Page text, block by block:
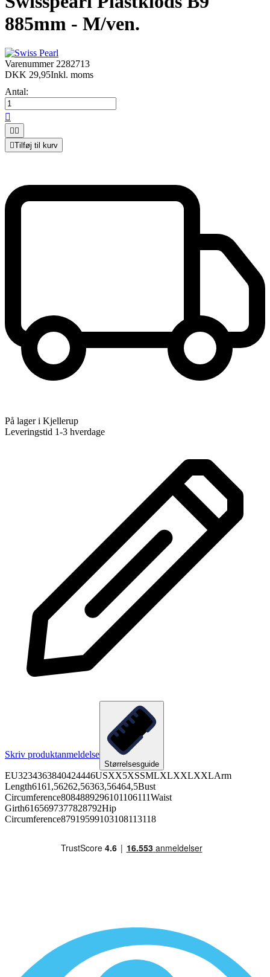
885mm - M/ven.
Varenummer 2282713
DKK 29,95Inkl. moms
Antal:

 
Tilføj til kurv
På lager i Kjellerup
Leveringstid 1-3 hverdage
Skriv produktanmeldelse
Størrelsesguide
EU3234363840424446USXX5XSSMLXLXXLXXLArm
Length6161,56262,56363,56464,5Bust
Circumference8084889296101106111Waist
Girth6165697377828792Hip
Circumference87919599103108113118